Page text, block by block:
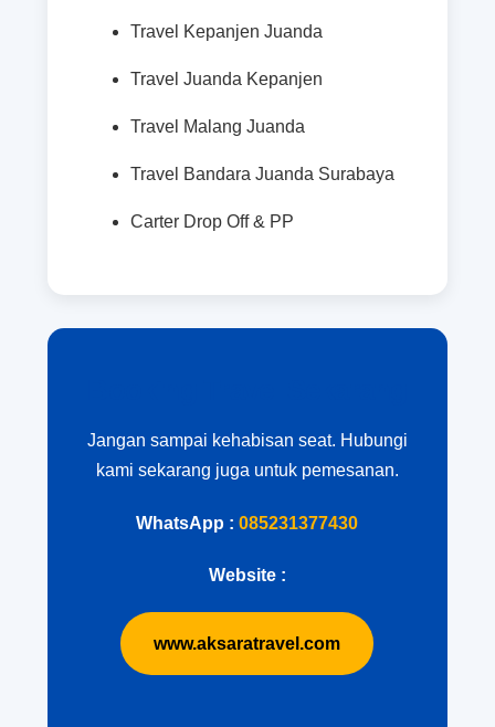
Travel Kepanjen Juanda
Travel Juanda Kepanjen
Travel Malang Juanda
Travel Bandara Juanda Surabaya
Carter Drop Off & PP
Jangan sampai kehabisan seat. Hubungi
kami sekarang juga untuk pemesanan.
WhatsApp : 085231377430
Website :
www.aksaratravel.com